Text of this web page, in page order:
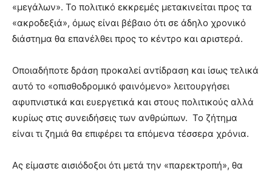
«μεγάλων». Το πολιτικό εκκρεμές μετακινείται προς τα
«ακροδεξιά», όμως είναι βέβαιο ότι σε άδηλο χρονικό
διάστημα θα επανέλθει προς το κέντρο και αριστερά.
Οποιαδήποτε δράση προκαλεί αντίδραση και ίσως τελικά
αυτό το «οπισθοδρομικό φαινόμενο» λειτουργήσει
αφυπνιστικά και ευεργετικά και στους πολιτικούς αλλά
κυρίως στις συνειδήσεις των ανθρώπων. Το ζήτημα
είναι τι ζημιά θα επιφέρει τα επόμενα τέσσερα χρόνια.
Ας είμαστε αισιόδοξοι ότι μετά την «παρεκτροπή», θα